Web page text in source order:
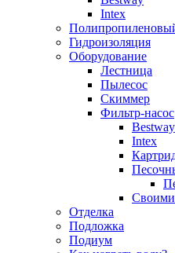
Intex
Гидроизоляция
Оборудование
Лестница
Пылесос
Скиммер
Фильтр-насос
Bestway
Intex
Отделка
Подложка
Подиум